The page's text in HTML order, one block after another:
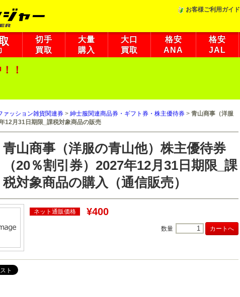
お客様ご利用ガイド
切手
買取
大量
購入
大口
買取
格安
ANA
格安
JAL
！
ァッション雑貨関連券 > 紳士服関連商品券・ギフト券・株主優待券 > 青山商事（洋服
12月31日期限_課税対象商品の販売
青山商事（洋服の青山他）株主優待券
（20％割引券）2027年12月31日期限_課
税対象商品の購入（通信販売）
ネット通販価格 ¥400
数量